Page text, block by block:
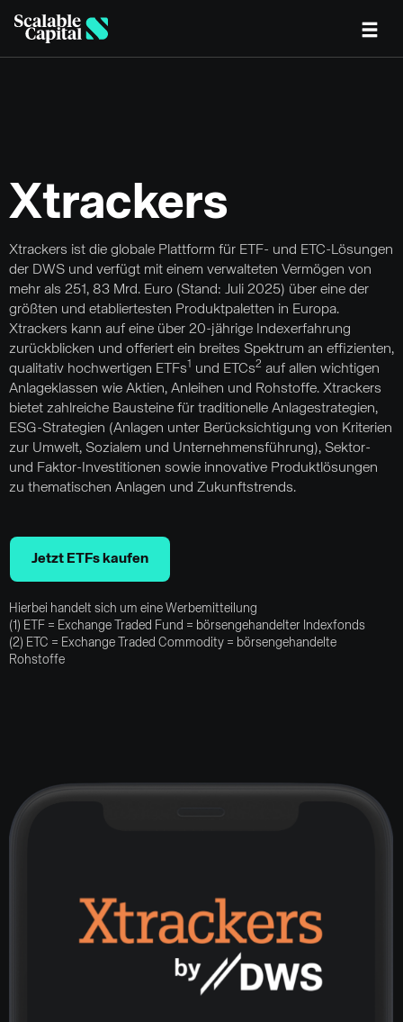
Xtrackers
Xtrackers ist die globale Plattform für ETF- und ETC-Lösungen
der DWS und verfügt mit einem verwalteten Vermögen von
mehr als 251, 83 Mrd. Euro (Stand: Juli 2025) über eine der
größten und etabliertesten Produktpaletten in Europa.
Xtrackers kann auf eine über 20-jährige Indexerfahrung
zurückblicken und offeriert ein breites Spektrum an effizienten,
qualitativ hochwertigen ETFs1 und ETCs2 auf allen wichtigen
Anlageklassen wie Aktien, Anleihen und Rohstoffe. Xtrackers
bietet zahlreiche Bausteine für traditionelle Anlagestrategien,
ESG-Strategien (Anlagen unter Berücksichtigung von Kriterien
zur Umwelt, Sozialem und Unternehmensführung), Sektor-
und Faktor-Investitionen sowie innovative Produktlösungen
zu thematischen Anlagen und Zukunftstrends.
Jetzt ETFs kaufen
Hierbei handelt sich um eine Werbemitteilung
(1) ETF = Exchange Traded Fund = börsengehandelter Indexfonds
(2) ETC = Exchange Traded Commodity = börsengehandelte
Rohstoffe